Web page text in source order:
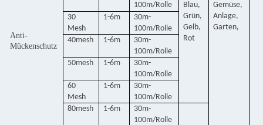
Anti-
Mückenschutz
100m/Rolle
Blau,
Grün,
Gelb,
Rot
Gemüse,
Anlage,
Garten,
30
Mesh
1-6m
30m-
100m/Rolle
40mesh
1-6m
30m-
100m/Rolle
50mesh
1-6m
30m-
100m/Rolle
60
Mesh
1-6m
30m-
100m/Rolle
80mesh
1-6m
30m-
100m/Rolle